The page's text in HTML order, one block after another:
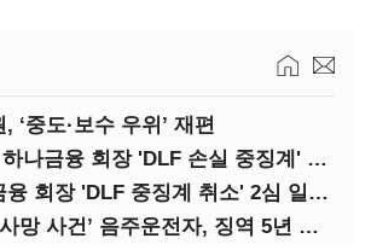
‘중도·보수 우위’ 재편
법원 "함영주 하나금융 회장 'DLF 손실 중징계' 취소"(종합)
함영주 하나금융 회장 'DLF 중징계 취소' 2심 일부 승소(1보)
‘강남 스쿨존 사망 사건’ 음주운전자, 징역 5년 확정